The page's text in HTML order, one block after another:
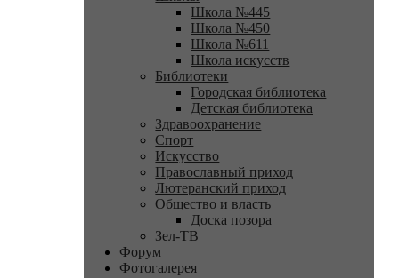
Школа №445
Школа №450
Школа №611
Школа искусств
Библиотеки
Городская библиотека
Детская библиотека
Здравоохранение
Спорт
Искусство
Православный приход
Лютеранский приход
Общество и власть
Доска позора
Зел-ТВ
Форум
Фотогалерея